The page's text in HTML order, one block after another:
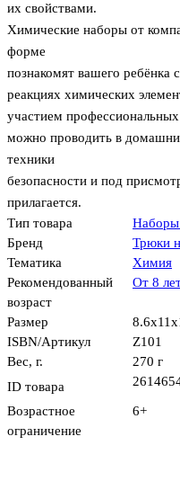
их свойствами.
Химические наборы от
форме
познакомят вашего ребёнка
реакциях химических
участием
можно проводить в
техники
безопасности и под
прилагается.
Тип товара
Наборы
Бренд
Трюки
Тематика
Химия
Рекомендованный
возраст
От 8
Размер
ISBN/Артикул
Z101
Вес, г.
270 г
ID товара
Возрастное
ограничение
6+